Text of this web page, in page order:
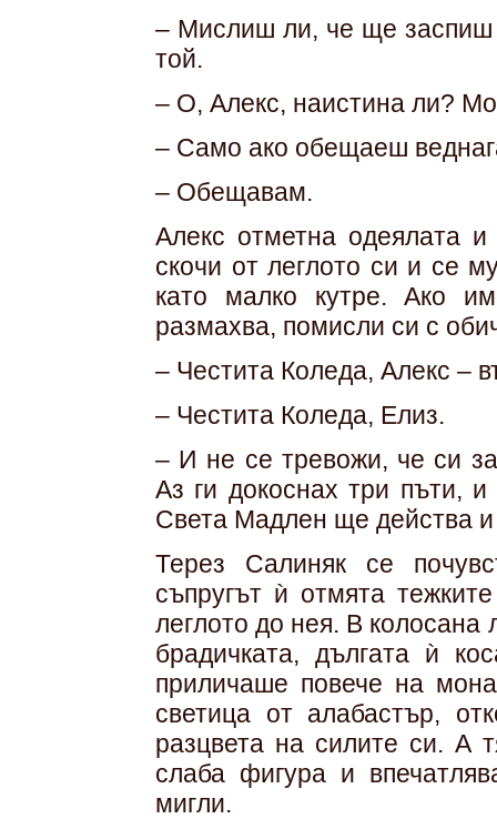
– Мислиш ли, че ще заспиш
той.
– О, Алекс, наистина ли?
– Само ако обещаеш
– Обещавам.
Алекс отметна одеялата
скочи от леглото си и се
като малко кутре. Ако
размахва, помисли си с
– Честита Коледа, Алекс –
– Честита Коледа, Елиз.
– И не се тревожи, че си
Аз ги докоснах три пъти,
Света Мадлен ще действа
Терез Салиняк се
съпругът ѝ отмята
леглото до нея. В
брадичката, дългата ѝ
приличаше повече на
светица от алабастър,
разцвета на силите си. А
слаба фигура и
мигли.